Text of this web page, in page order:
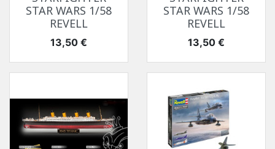
STAR WARS 1/58
REVELL
Prix
13,50 €
STAR WARS 1/58
REVELL
Prix
13,50 €